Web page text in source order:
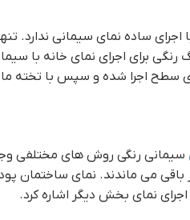
اجرای ساده نمای سیمانی
رنگي برای اجرای نمای خانه با
سیمانی رنگی روش های مختلفی
می ماندند. نماي ساختمان
نمای بخش دیگر اشاره کرد.